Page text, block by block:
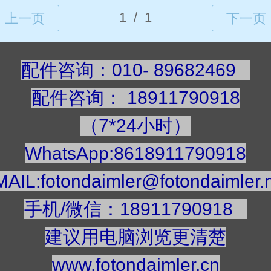
配件咨询：010- 89682469
配件咨询 ： 18911790918
（7*24小时）
WhatsApp:8618911790918
手机/微信：18911790918
建议用电脑浏览更清楚
www.fotondaimler.cn